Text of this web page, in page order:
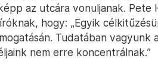
az utcára vonuljanak. Pete
hogy: „Egyik
Tudatában vagyunk
nem erre koncentrálnak.”